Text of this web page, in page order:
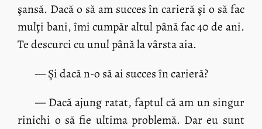
şansă. Dacă o să am succes în carieră şi o să fac
mulţi bani, îmi cumpăr altul până fac 40 de ani.
Te descurci cu unul până la vârsta aia.
— Şi dacă n-o să ai succes în carieră?
— Dacă ajung ratat, faptul că am un singur
rinichi o să fie ultima problemă. Dar eu sunt